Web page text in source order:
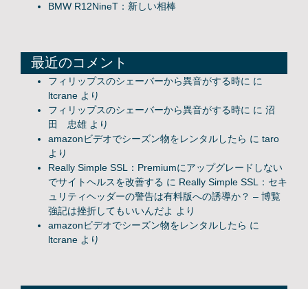
BMW R12NineT：新しい相棒
最近のコメント
フィリップスのシェーバーから異音がする時に に
ltcrane より
フィリップスのシェーバーから異音がする時に に 沼
田 忠雄 より
amazonビデオでシーズン物をレンタルしたら に taro
より
Really Simple SSL：Premiumにアップグレードしない
でサイトヘルスを改善する に Really Simple SSL：セキ
ュリティヘッダーの警告は有料版への誘導か？ – 博覧
強記は挫折してもいいんだよ より
amazonビデオでシーズン物をレンタルしたら に
ltcrane より